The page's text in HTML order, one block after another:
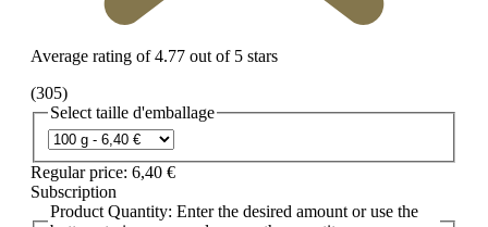
Average rating of 4.77 out of 5 stars
(305)
Select taille d'emballage
Regular price: 6,40 €
Subscription
Product Quantity: Enter the desired amount or use the